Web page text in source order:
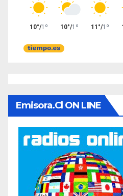
Emisora.cl ON LINE